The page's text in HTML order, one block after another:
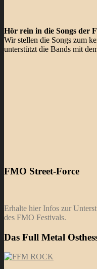
Hör rein in die Songs der
Wir stellen die Songs zum
unterstützt die Bands mit
FMO Street-Force
Erhalte hier Infos zur
des FMO Festivals.
Das Full Metal